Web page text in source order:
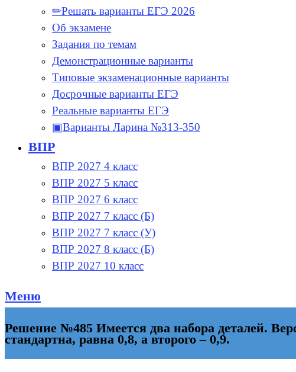
✏Решать варианты ЕГЭ 2026
Об экзамене
Задания по темам
Демонстрационные варианты
Типовые экзаменационные варианты
Досрочные варианты ЕГЭ
Реальные варианты ЕГЭ
▣Варианты Ларина №313-350
ВПР
ВПР 2027 4 класс
ВПР 2027 5 класс
ВПР 2027 6 класс
ВПР 2027 7 класс (Б)
ВПР 2027 7 класс (У)
ВПР 2027 8 класс (Б)
ВПР 2027 10 класс
Меню
Решение №485 Имеется два набора деталей.
стандартна, равна 0,8, а второго – 0,9.